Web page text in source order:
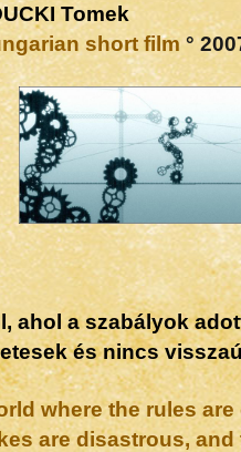
Tomek
short film°
ahol a szabályok
és nincs
where the rules
are disastrous,